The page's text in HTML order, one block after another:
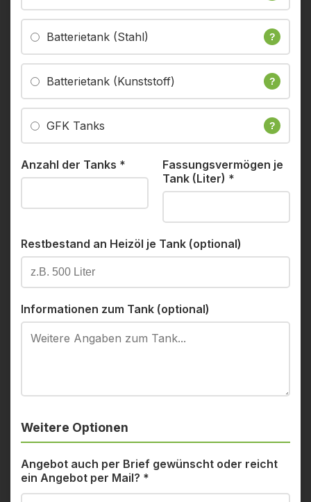
Batterietank (Stahl) ?
Batterietank (Kunststoff) ?
GFK Tanks ?
Anzahl der Tanks *
Fassungsvermögen je
Tank (Liter) *
Restbestand an Heizöl je Tank (optional)
Informationen zum Tank (optional)
Weitere Optionen
Angebot auch per Brief gewünscht oder reicht
ein Angebot per Mail? *